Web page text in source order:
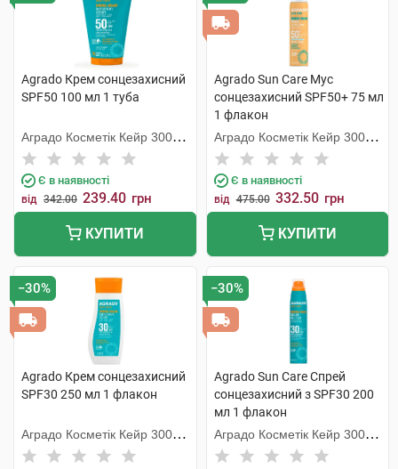
Agrado Крем сонцезахисний
SPF50 100 мл 1 туба
Аградо Косметік Кейр 3000
С.Л.У.
Є в наявності
від 342.00 239.40 грн
КУПИТИ
Agrado Sun Care Мус
сонцезахисний SPF50+ 75 мл
1 флакон
Аградо Косметік Кейр 3000
С.Л.У.
Є в наявності
від 475.00 332.50 грн
КУПИТИ
−30%
Agrado Крем сонцезахисний
SPF30 250 мл 1 флакон
Аградо Косметік Кейр 3000
С.Л.У.
−30%
Agrado Sun Care Спрей
сонцезахисний з SPF30 200
мл 1 флакон
Аградо Косметік Кейр 3000
С.Л.У.